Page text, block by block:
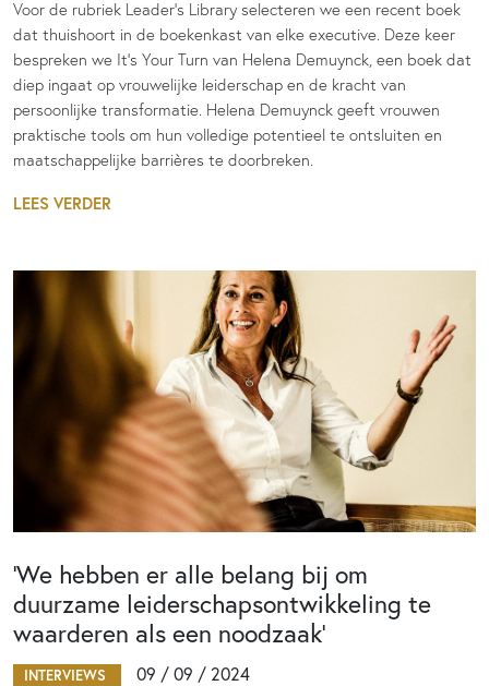
Voor de rubriek Leader’s Library selecteren we een recent boek
dat thuishoort in de boekenkast van elke executive. Deze keer
bespreken we It’s Your Turn van Helena Demuynck, een boek dat
diep ingaat op vrouwelijke leiderschap en de kracht van
persoonlijke transformatie. Helena Demuynck geeft vrouwen
praktische tools om hun volledige potentieel te ontsluiten en
maatschappelijke barrières te doorbreken.
LEES VERDER
‘We hebben er alle belang bij om
duurzame leiderschapsontwikkeling te
waarderen als een noodzaak’
INTERVIEWS 09 / 09 / 2024